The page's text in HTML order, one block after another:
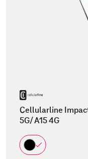
Cellularline
5G/ A15 4G